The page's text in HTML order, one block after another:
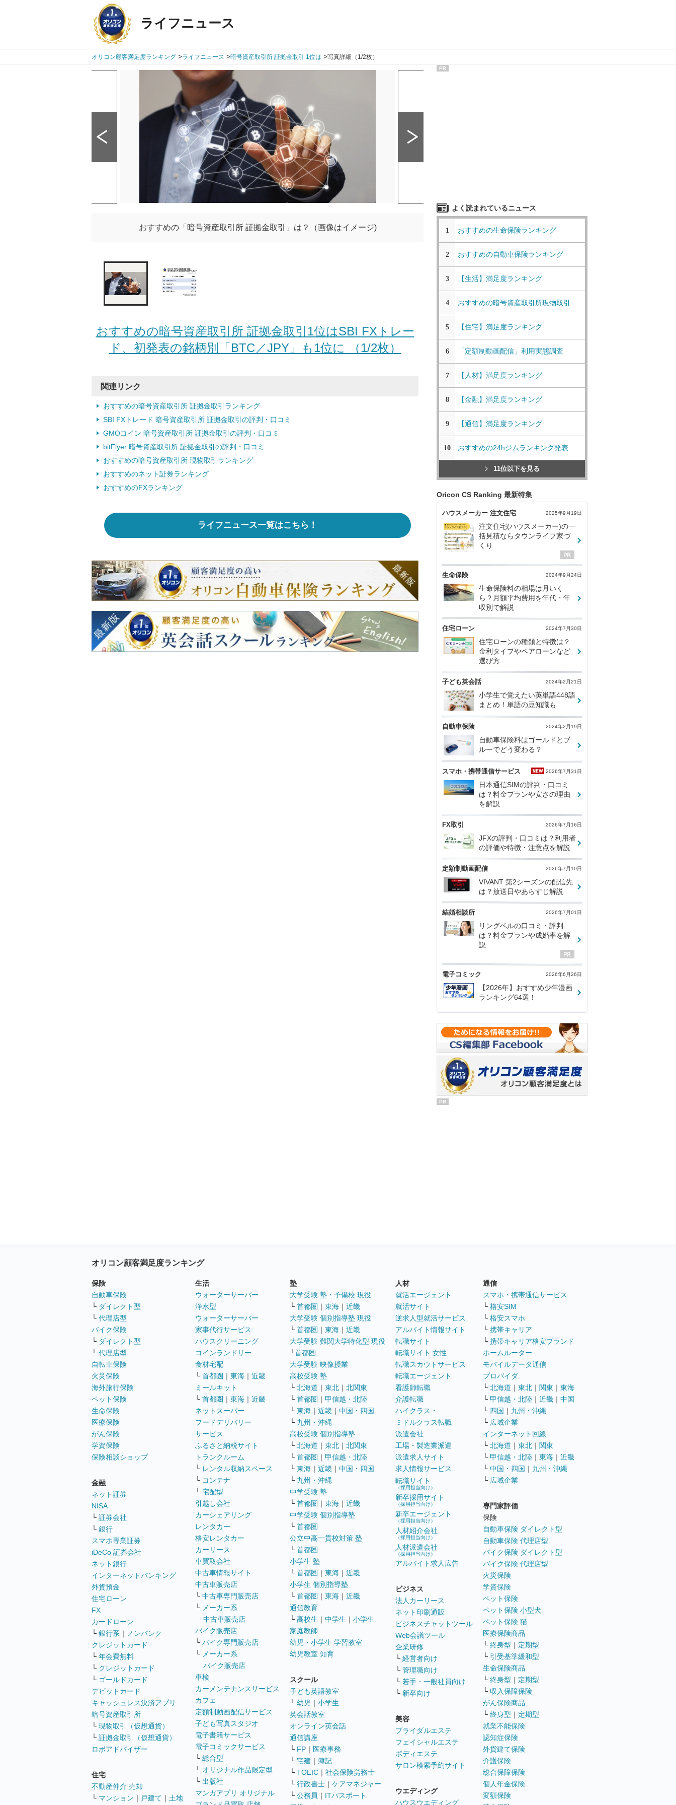
ライフニュース
オリコン顧客満足度ランキング >ライフニュース >暗号資産取引所 証拠金取引 1位は >写真詳細（1/2枚）
おすすめの「暗号資産取引所 証拠金取引」は？（画像はイメージ)
おすすめの暗号資産取引所 証拠金取引1位はSBI FXトレー
ド、初発表の銘柄別「BTC／JPY」も1位に （1/2枚）
関連リンク
おすすめの暗号資産取引所 証拠金取引ランキング
SBI FXトレード 暗号資産取引所 証拠金取引の評判・口コミ
GMOコイン 暗号資産取引所 証拠金取引の評判・口コミ
bitFlyer 暗号資産取引所 証拠金取引の評判・口コミ
おすすめの暗号資産取引所 現物取引ランキング
おすすめのネット証券ランキング
おすすめのFXランキング
ライフニュース一覧はこちら！
PR
よく読まれているニュース
1 おすすめの生命保険ランキング
2 おすすめの自動車保険ランキング
3 【生活】満足度ランキング
4 おすすめの暗号資産取引所現物取引
5 【住宅】満足度ランキング
6 「定額制動画配信」利用実態調査
7 【人材】満足度ランキング
8 【金融】満足度ランキング
9 【通信】満足度ランキング
10 おすすめの24hジムランキング発表
11位以下を見る
Oricon CS Ranking 最新特集
ハウスメーカー 注文住宅 2025年9月19日
注文住宅(ハウスメーカー)の一
括見積ならタウンライフ家づ
くり
生命保険 2024年9月24日
生命保険料の相場は月いく
ら？月額平均費用を年代・年
収別で解説
住宅ローン 2024年7月30日
住宅ローンの種類と特徴は？
金利タイプやペアローンなど
選び方
子ども英会話 2024年2月21日
小学生で覚えたい英単語448語
まとめ！単語の豆知識も
自動車保険 2024年2月19日
自動車保険料はゴールドとブ
ルーでどう変わる？
スマホ・携帯通信サービス 2026年7月31日
日本通信SIMの評判・口コミ
は？料金プランや安さの理由
を解説
FX取引 2026年7月16日
JFXの評判・口コミは？利用者
の評価や特徴・注意点を解説
定額制動画配信 2026年7月10日
VIVANT 第2シーズンの配信先
は？放送日やあらすじ解説
結婚相談所 2026年7月01日
リングベルの口コミ・評判
は？料金プランや成婚率を解
説
電子コミック 2026年6月26日
【2026年】おすすめ少年漫画
ランキング64選！
PR
オリコン顧客満足度ランキング
保険
自動車保険
└ ダイレクト型
└ 代理店型
バイク保険
└ ダイレクト型
└ 代理店型
自転車保険
火災保険
海外旅行保険
ペット保険
生命保険
医療保険
がん保険
学資保険
保険相談ショップ
金融
ネット証券
NISA
└ 証券会社
└ 銀行
スマホ専業証券
iDeCo 証券会社
ネット銀行
インターネットバンキング
外貨預金
住宅ローン
FX
カードローン
└ 銀行系 ｜
ノンバンク
クレジットカード
└ 年会費無料
└ クレジットカード
└ ゴールドカード
デビットカード
キャッシュレス決済アプリ
暗号資産取引所
└ 現物取引（仮想通貨）
└ 証拠金取引（仮想通貨）
ロボアドバイザー
住宅
不動産仲介 売却
└ マンション ｜ 戸建て ｜ 土地
生活
ウォーターサーバー
浄水型
ウォーターサーバー
家事代行サービス
ハウスクリーニング
コインランドリー
食材宅配
└ 首都圏 ｜ 東海 ｜ 近畿
ミールキット
└ 首都圏 ｜ 東海 ｜ 近畿
ネットスーパー
フードデリバリー
サービス
ふるさと納税サイト
トランクルーム
└ レンタル収納スペース
└ コンテナ
└ 宅配型
引越し会社
カーシェアリング
レンタカー
格安レンタカー
カーリース
車買取会社
中古車情報サイト
中古車販売店
└ 中古車専門販売店
└ メーカー系
中古車販売店
バイク販売店
└ バイク専門販売店
└ メーカー系
バイク販売店
車検
カーメンテナンスサービス
カフェ
定額制動画配信サービス
子ども写真スタジオ
電子書籍サービス
電子コミックサービス
└ 総合型
└ オリジナル作品限定型
└ 出版社
マンガアプリ オリジナル
塾
大学受験 塾・予備校 現役
└ 首都圏 ｜ 東海 ｜ 近畿
大学受験 個別指導塾 現役
└ 首都圏 ｜ 東海 ｜ 近畿
大学受験 難関大学特化型 現役
└首都圏
大学受験 映像授業
高校受験 塾
└ 北海道 ｜ 東北 ｜ 北関東
└ 首都圏 ｜ 甲信越・北陸
└ 東海 ｜ 近畿 ｜ 中国・四国
└ 九州・沖縄
高校受験 個別指導塾
└ 北海道 ｜ 東北 ｜ 北関東
└ 首都圏 ｜ 甲信越・北陸
└ 東海 ｜ 近畿 ｜ 中国・四国
└ 九州・沖縄
中学受験 塾
└ 首都圏 ｜ 東海 ｜ 近畿
中学受験 個別指導塾
└ 首都圏
公立中高一貫校対策 塾
└ 首都圏
小学生 塾
└ 首都圏 ｜ 東海 ｜ 近畿
小学生 個別指導塾
└ 首都圏 ｜ 東海 ｜ 近畿
通信教育
└ 高校生 ｜ 中学生 ｜ 小学生
家庭教師
幼児・小学生 学習教室
幼児教室 知育
スクール
子ども英語教室
└ 幼児 ｜ 小学生
英会話教室
オンライン英会話
通信講座
└ FP ｜ 医療事務
└ 宅建 ｜ 簿記
└ TOEIC ｜ 社会保険労務士
└ 行政書士 ｜ ケアマネジャー
└ 公務員 ｜ ITパスポート
人材
就活エージェント
就活サイト
逆求人型就活サービス
アルバイト情報サイト
転職サイト
転職サイト 女性
転職スカウトサービス
転職エージェント
看護師転職
介護転職
ハイクラス・
ミドルクラス転職
派遣会社
工場・製造業派遣
派遣求人サイト
求人情報サービス
転職サイト
（採用担当向け）
新卒採用サイト
（採用担当向け）
新卒エージェント
（採用担当向け）
人材紹介会社
（採用担当向け）
人材派遣会社
（採用担当向け）
アルバイト求人広告
ビジネス
法人カーリース
ネット印刷通販
ビジネスチャットツール
Web会議ツール
企業研修
└ 経営者向け
└ 管理職向け
└ 若手・一般社員向け
└ 新卒向け
美容
ブライダルエステ
フェイシャルエステ
ボディエステ
サロン検索予約サイト
ウエディング
ハウスウエディング
通信
スマホ・携帯通信サービス
└ 格安SIM
└ 格安スマホ
└ 携帯キャリア
└ 携帯キャリア格安ブランド
ホームルーター
モバイルデータ通信
プロバイダ
└ 北海道 ｜ 東北 ｜ 関東 ｜ 東海
└ 甲信越・北陸 ｜ 近畿 ｜ 中国
└ 四国 ｜ 九州・沖縄
└ 広域企業
インターネット回線
└ 北海道 ｜ 東北 ｜ 関東
└ 甲信越・北陸 ｜ 東海 ｜ 近畿
└ 中国・四国 ｜ 九州・沖縄
└ 広域企業
専門家評価
保険
自動車保険 ダイレクト型
自動車保険 代理店型
バイク保険 ダイレクト型
バイク保険 代理店型
火災保険
学資保険
ペット保険
ペット保険 小型犬
ペット保険 猫
医療保険商品
└ 終身型 ｜ 定期型
└ 引受基準緩和型
生命保険商品
└ 終身型 ｜ 定期型
└ 収入保障保険
がん保険商品
└ 終身型 ｜ 定期型
就業不能保険
認知症保険
外貨建て保険
介護保険
総合保障保険
個人年金保険
変額保険